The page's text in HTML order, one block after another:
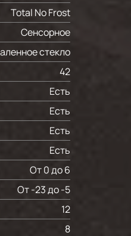
Total No Frost
Сенсорное
стекло
42
Есть
Есть
Есть
Есть
От 0 до 6
От -23 до -5
12
8